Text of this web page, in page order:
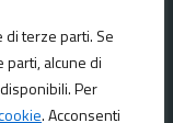
di terze parti. Se
alcune di
Per
. Acconsenti